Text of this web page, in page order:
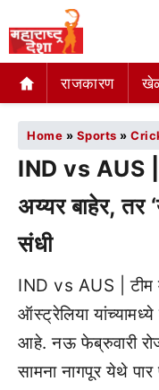
राजकारण
Home » Sports »
IND vs AUS |
अय्यर बाहेर, तर
संधी
IND vs AUS | टीम
ऑस्ट्रेलिया
आहे. नऊ फेब्रुवारी
सामना नागपूर येथे